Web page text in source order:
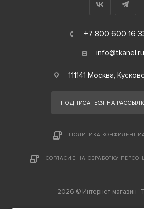
+7 800 600 16
info@tkanel.ru
111141 Москва,
ПОДПИСАТЬСЯ НА
ПОЛИТИКА
СОГЛАСИЕ НА ОБРАБОТКУ
2026 © Интернет-магазин